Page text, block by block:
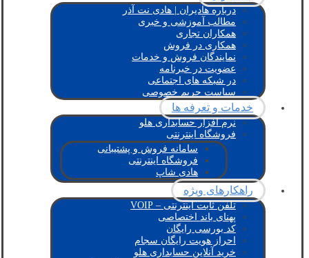
درباره هادیران | هادی نت آذر
مطالب آموزشی و خبری
همکاران تجاری
همکاری در فروش
نمایندگان فروش و خدمات
عضویت در خبرنامه
در شبکه های اجتماعی
سیاست حریم خصوصی
خدمات و تعرفه ها
نرم افزار حسابداری هلو
فروشگاه اینترنتی
سامانه فروش و پشتیبانی
فروشگاه اینترنتی
هادی شاپ
راهکارهای ویژه
تلفن ثابت اینترنتی – VOIP
پهنای باند اختصاصی
کد بورسی رایگان
احراز هویت رایگان سجام
خرید آنلاین حسابداری هلو